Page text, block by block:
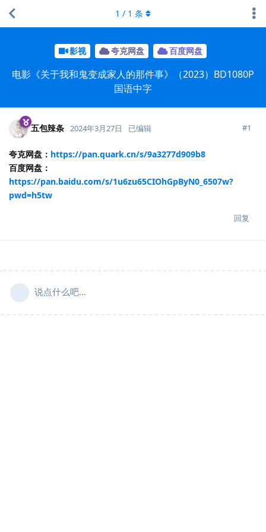
影视 夸克网盘 百度网盘
电影《关于我和鬼变成家人的那件事》（2023）BD1080P
国语中字
1 / 1 条
五包辣条 2024年3月27日 已编辑 #1
夸克网盘： https://pan.quark.cn/s/9a3277d909b8
百度网盘：
https://pan.baidu.com/s/1u6zu65CIOhGpByN0_6507w?
pwd=h5tw
回复
说点什么吧...